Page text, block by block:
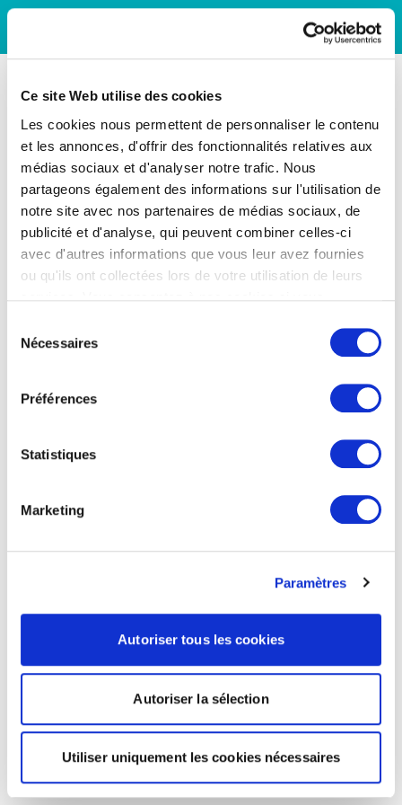
Ce site Web utilise des cookies
Les cookies nous permettent de personnaliser le contenu
et les annonces, d'offrir des fonctionnalités relatives aux
médias sociaux et d'analyser notre trafic. Nous
partageons également des informations sur l'utilisation de
notre site avec nos partenaires de médias sociaux, de
publicité et d'analyse, qui peuvent combiner celles-ci
avec d'autres informations que vous leur avez fournies
ou qu'ils ont collectées lors de votre utilisation de leurs
Nécessaires
Préférences
Statistiques
Marketing
Paramètres
Autoriser tous les cookies
Autoriser la sélection
Utiliser uniquement les cookies nécessaires